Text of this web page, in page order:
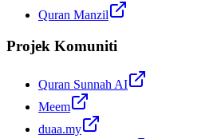
Quran Manzil
Projek Komuniti
Quran Sunnah AI
Meem
duaa.my